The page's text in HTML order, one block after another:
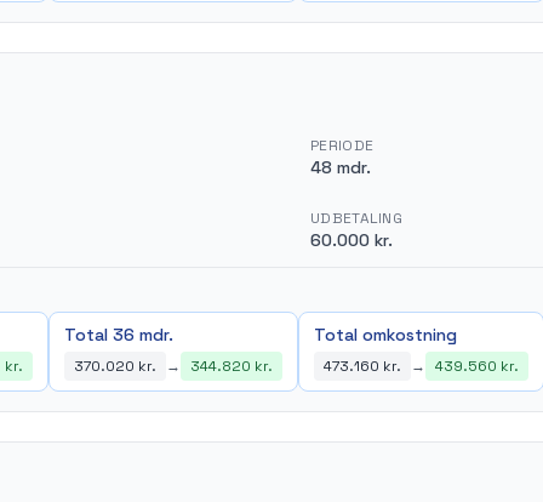
PERIODE
48 mdr.
UDBETALING
60.000 kr.
kr.
Total 36 mdr.
370.020 kr. → 344.820 kr.
Total omkostning
473.160 kr. → 439.560 kr.